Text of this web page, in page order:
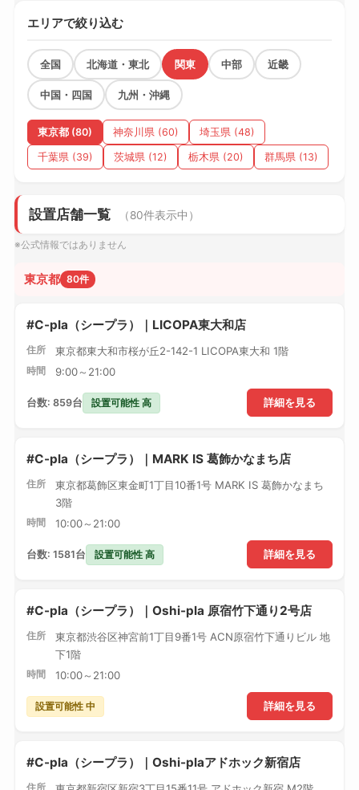
エリアで絞り込む
全国 北海道・東北 関東 中部 近畿
中国・四国 九州・沖縄
東京都 (80) 神奈川県 (60) 埼玉県 (48)
千葉県 (39) 茨城県 (12) 栃木県 (20) 群馬県 (13)
設置店舗一覧 （80件表示中）
※公式情報ではありません
東京都 80件
#C-pla（シープラ）｜LICOPA東大和店
住所 東京都東大和市桜が丘2-142-1 LICOPA東大和 1階
時間 9:00～21:00
詳細を見る
台数: 859台 設置可能性 高
#C-pla（シープラ）｜MARK IS 葛飾かなまち店
住所
東京都葛飾区東金町1丁目10番1号 MARK IS 葛飾かなまち
3階
時間 10:00～21:00
詳細を見る
台数: 1581台 設置可能性 高
#C-pla（シープラ）｜Oshi-pla 原宿竹下通り2号店
住所
東京都渋谷区神宮前1丁目9番1号 ACN原宿竹下通りビル 地
下1階
時間 10:00～21:00
詳細を見る
設置可能性 中
#C-pla（シープラ）｜Oshi-plaアドホック新宿店
住所